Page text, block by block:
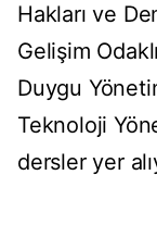
Hakları ve
Gelişim
Duygu
Teknoloji
dersler yer